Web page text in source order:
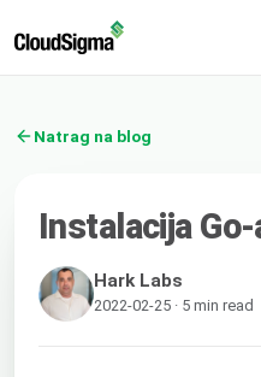
Natrag na blog
Instalacija
Hark Labs
2022-02-25 · 5 min read